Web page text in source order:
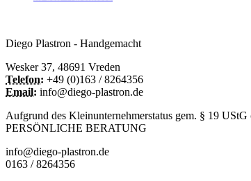
Diego Plastron - Handgemacht
Wesker 37, 48691 Vreden
Telefon: +49 (0)163 / 8264356
Email: info@diego-plastron.de
Aufgrund des Kleinunternehmerstatus gem. § 19
PERSÖNLICHE BERATUNG
info@diego-plastron.de
0163 / 8264356